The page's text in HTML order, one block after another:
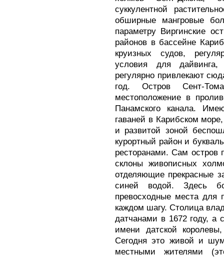
суккулентной
обширные мангровые
параметру Виргинские
районов в бассейне
круизных судов,
условия для дайвинга,
регулярно привлекают
год. Остров Сент-
местоположение в
Панамского канала.
гаваней в Карибском
и развитой зоной
курортный район и
ресторанами. Сам остров
склоны живописных
отделяющие прекрасные
синей водой. Здесь
превосходные места для
каждом шагу. Столица
датчанами в 1672 году, а
имени датской
Сегодня это живой и
местными жителями